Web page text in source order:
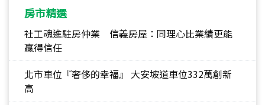
房市精選
社工魂進駐房仲業 信義房屋：同理心比業績更能
贏得信任
北市車位『奢侈的幸福』 大安坡道車位332萬創新
高